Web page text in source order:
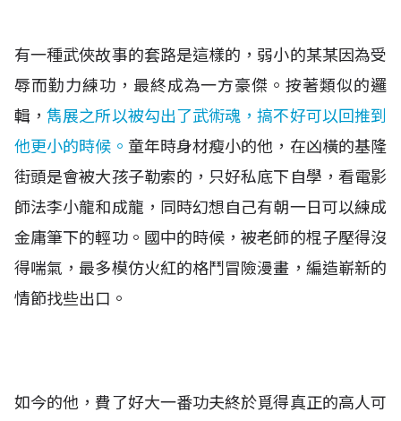
有一種武俠故事的套路是這樣的，弱小的某某因為受
辱而勤力練功，最終成為一方豪傑。按著類似的邏
輯，雋展之所以被勾出了武術魂，搞不好可以回推到
他更小的時候。 童年時身材瘦小的他，在凶橫的基隆
街頭是會被大孩子勒索的，只好私底下自學，看電影
師法李小龍和成龍，同時幻想自己有朝一日可以練成
金庸筆下的輕功。國中的時候，被老師的棍子壓得沒
得喘氣，最多模仿火紅的格鬥冒險漫畫，編造嶄新的
情節找些出口。
如今的他，費了好大一番功夫終於覓得真正的高人可